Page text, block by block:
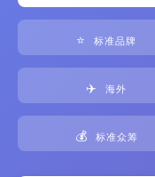
⭐ 标准品牌
✈️ 海外
💰 标准众筹